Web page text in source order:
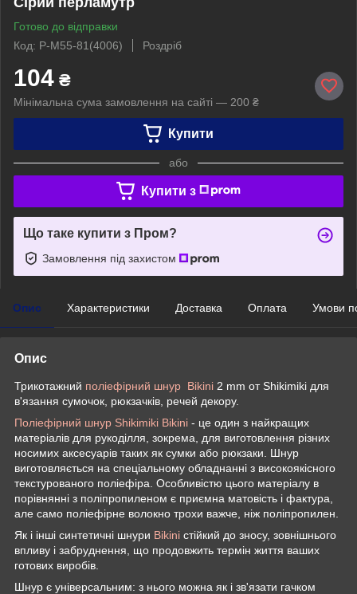
Готово до відправки
Код: P-M55-81(4006)
Роздріб
104 ₴
Мінімальна сума замовлення на сайті — 200 ₴
Купити
або
Купити з
Що таке купити з Пром?
Замовлення під захистом
Опис Характеристики Доставка Оплата Умови
Опис
Трикотажний поліефірний шнур Bikini 2 mm от Shikimiki для
в'язання сумочок, рюкзачків, речей декору.
Поліефірний шнур Shikimiki Bikini - це один з найкращих
матеріалів для рукоділля, зокрема, для виготовлення різних
носимих аксесуарів таких як сумки або рюкзаки. Шнур
виготовляється на спеціальному обладнанні з високоякісного
текстурованого поліефіра. Особливістю цього матеріалу в
порівнянні з поліпропиленом є приємна матовість і фактура,
але само поліефірне волокно трохи важче, ніж поліпропилен.
Як і інші синтетичні шнури Bikini стійкий до зносу, зовнішнього
впливу і забруднення, що продовжить термін життя ваших
готових виробів.
Шнур є універсальним: з нього можна як і зв'язати гачком